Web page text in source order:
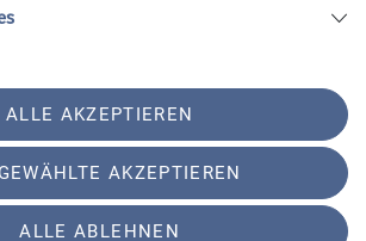
Ihr unseren Newsletter
verwenden wir die
"TiefschneeNetzwerk".
mit HandyNr / SMS
Leiter.
Datenschutz-Einstellungen
Datenschutz
ALLE AKZEPTIEREN
AKZEPTIEREN
ALLE ABLEHNEN